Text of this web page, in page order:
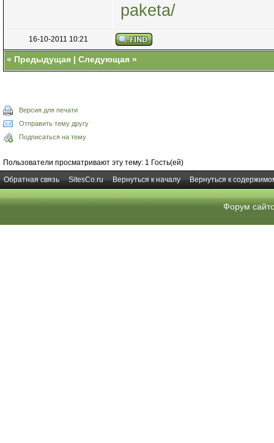
paketa/
16-10-2011 10:21
« Предыдущая | Следующая »
Версия для печати
Отправить тему другу
Подписаться на тему
Пользователи просматривают эту тему: 1 Гость(ей)
Обратная связь
SitesCo.ru Вернуться к началу Вернуться к
Форум